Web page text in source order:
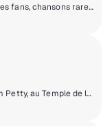
Grands succès, coups de cœur des fans, chansons rares, prestations en direct et artistes préférés du Dave Matthews Band
La musique de la carrière de Tom Petty, au Temple de la renommée du rock and roll, plus Buried Treasure, l'émission acclamée.